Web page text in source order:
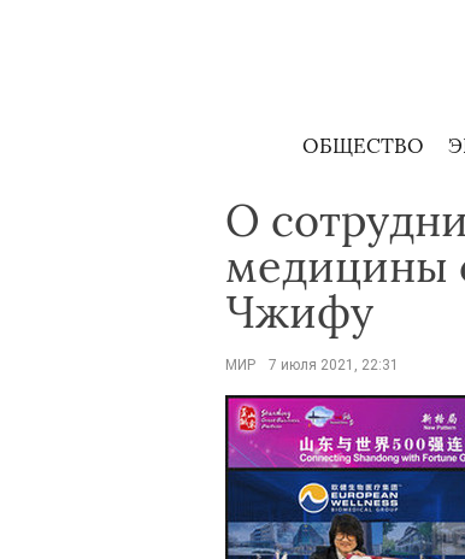
ОБЩЕСТВО
О
медицины
Чжифу
МИР 7 июля 2021, 22:31